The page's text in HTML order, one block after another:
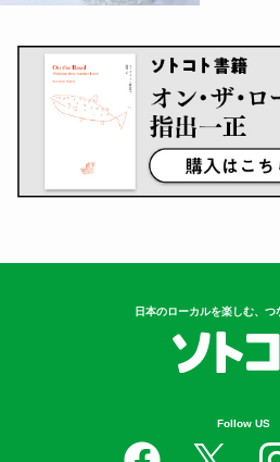
日本のローカルを楽しむ、つ
Follow US